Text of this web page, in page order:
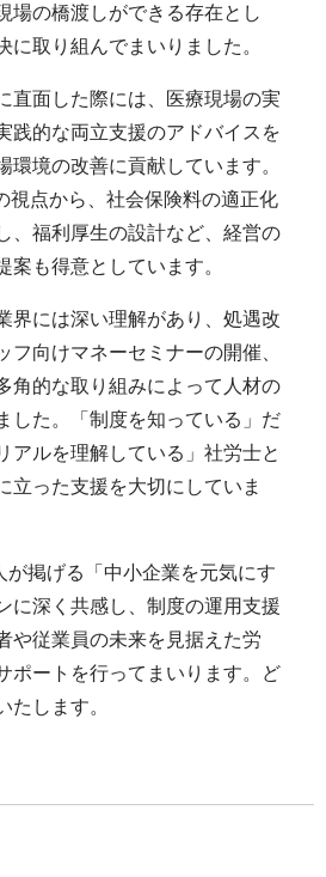
場の橋渡しができる存在とし
に取り組んでまいりました。
直面した際には、医療現場の実
践的な両立支援のアドバイスを
環境の改善に貢献しています。
視点から、社会保険料の適正化
、福利厚生の設計など、経営の
案も得意としています。
界には深い理解があり、処遇改
フ向けマネーセミナーの開催、
角的な取り組みによって人材の
した。「制度を知っている」だ
アルを理解している」社労士と
立った支援を大切にしていま
が掲げる「中小企業を元気にす
に深く共感し、制度の運用支援
や従業員の未来を見据えた労
ポートを行ってまいります。ど
たします。